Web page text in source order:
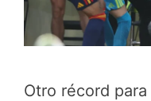
Otro récord